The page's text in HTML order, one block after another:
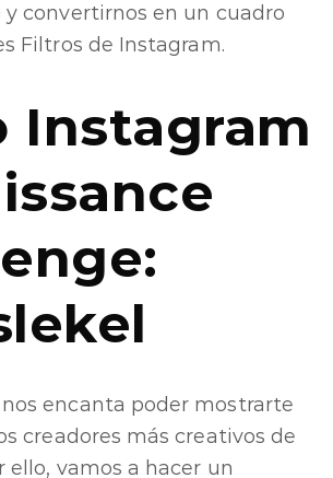
convertirnos en un cuadro
Filtros de Instagram.
Instagram
encanta poder mostrarte
creadores más creativos de
ello, vamos a hacer un